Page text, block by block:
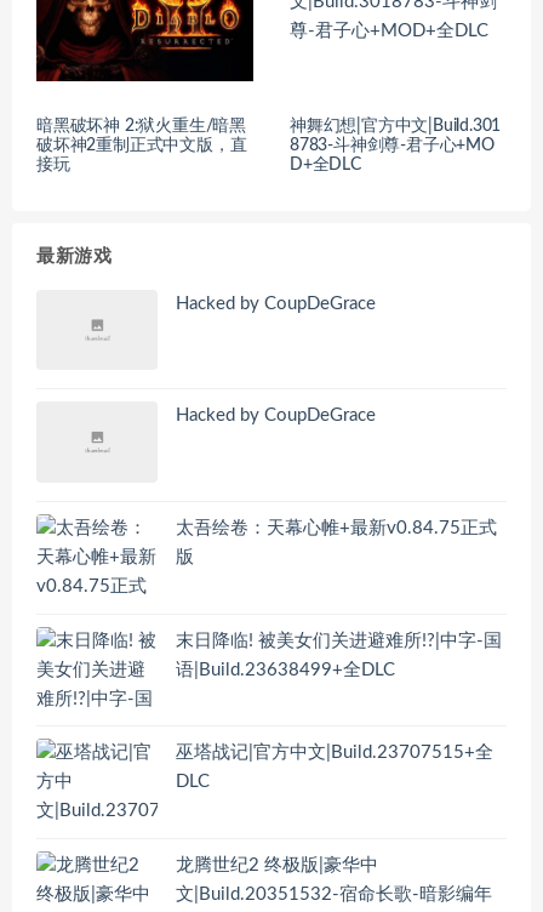
暗黑破坏神 2:狱火重生/暗黑
破坏神2重制正式中文版，直
接玩
神舞幻想|官方中文|Build.301
8783-斗神剑尊-君子心+MO
D+全DLC
最新游戏
Hacked by CoupDeGrace
Hacked by CoupDeGrace
太吾绘卷：天幕心帷+最新v0.84.75正式
版
末日降临! 被美女们关进避难所!?|中字-国
语|Build.23638499+全DLC
巫塔战记|官方中文|Build.23707515+全
DLC
龙腾世纪2 终极版|豪华中
文|Build.20351532-宿命长歌-暗影编年